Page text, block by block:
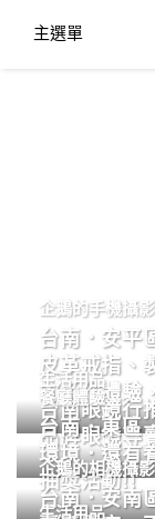
主選單
企鵝的手機攝影
台南．安平
皮革戒指、
的手作體驗
生活用品
台南眼鏡行
品牌眼鏡專
餐廳體驗
台南．東區
環境．還有
抽獎活動!!
企鵝的相機攝影
台南．安南
生活用品